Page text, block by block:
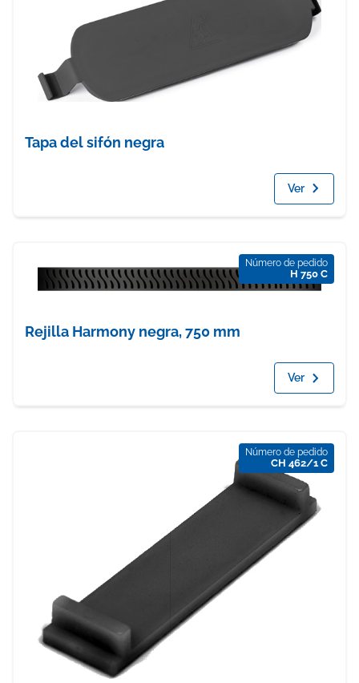
Tapa del sifón negra
Ver
Número de pedido
H 750 C
Rejilla Harmony negra, 750 mm
Ver
Número de pedido
CH 462/1 C